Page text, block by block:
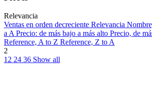
Relevancia
Ventas en orden decreciente Relevancia
a APrecio: de más bajo a más alto Precio, de
Reference, A to Z Reference, Z to A
2
12 24 36 Show all